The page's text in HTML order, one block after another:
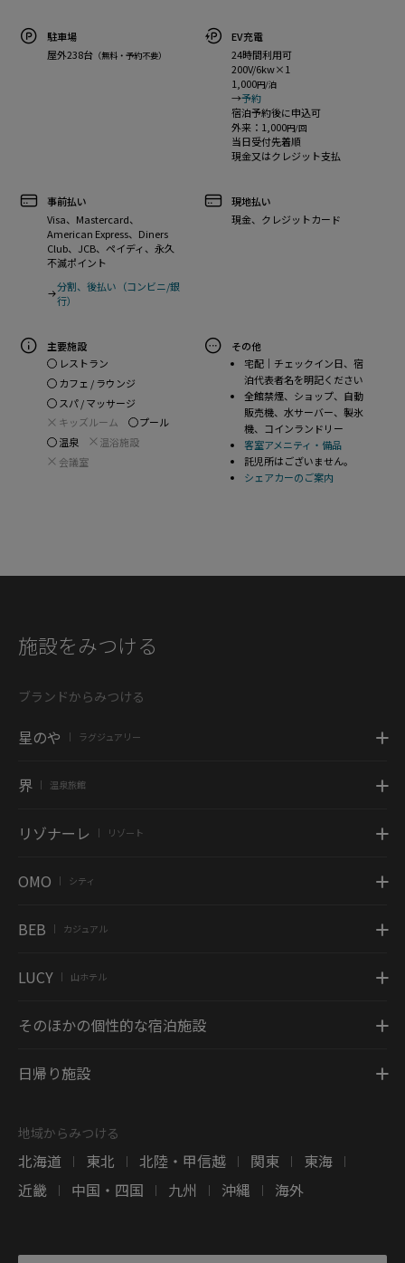
駐車場
屋外238台 （無料・予約不要）
EV充電
24時間利用可
200V/6kw×1
1,000円/泊
→予約
宿泊予約後に申込可
外来：1,000円/回
当日受付先着順
現金又はクレジット支払
事前払い
Visa、Mastercard、
American Express、Diners
Club、JCB、ペイディ、永久
不滅ポイント
分割、後払い（コンビニ/銀
行）
現地払い
現金、クレジットカード
主要施設
レストラン
カフェ / ラウンジ
スパ / マッサージ
キッズルーム
プール
温泉
温浴施設
会議室
その他
宅配｜チェックイン日、宿
泊代表者名を明記ください
全館禁煙、ショップ、自動
販売機、水サーバー、製氷
機、コインランドリー
客室アメニティ・備品
託児所はございません。
シェアカーのご案内
施設をみつける
ブランドからみつける
星のや ラグジュアリー
界 温泉旅館
リゾナーレ リゾート
OMO シティ
BEB カジュアル
LUCY 山ホテル
そのほかの個性的な宿泊施設
日帰り施設
地域からみつける
北海道 | 東北 | 北陸・甲信越 | 関東 | 東海 |
近畿 | 中国・四国 | 九州 | 沖縄 | 海外